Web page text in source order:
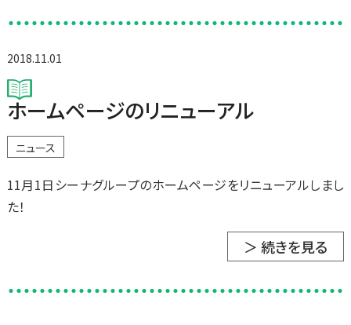
2018.11.01
ホームページのリニューアル
ニュース
11月1日シーナグループのホームページをリニューアルしまし
た！
＞ 続きを見る